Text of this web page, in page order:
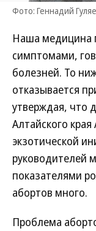
Фото: Геннадий
Наша медицина
симптомами,
болезней. То
отказывается
утверждая, что
Алтайского
экзотической
руководителей
показателями
абортов много.
Проблема